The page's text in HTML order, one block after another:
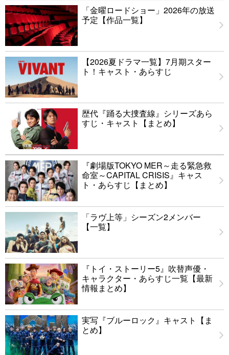
「金曜ロードショー」2026年の放送
予定【作品一覧】
【2026夏ドラマ一覧】7月期スター
ト！キャスト・あらすじ
歴代『踊る大捜査線』シリーズあら
すじ・キャスト【まとめ】
『劇場版TOKYO MER～走る緊急救
命室～CAPITAL CRISIS』キャス
ト・あらすじ【まとめ】
「ラヴ上等」シーズン2メンバー
【一覧】
『トイ・ストーリー5』吹替声優・
キャラクター・あらすじ一覧【最新
情報まとめ】
実写『ブルーロック』キャスト【ま
とめ】